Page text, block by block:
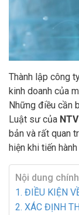
Thành lập công
kinh doanh của
Những điều cần
Luật sư của NTV
bản và rất quan
hiện khi tiến
Nội dung chính
1. ĐIỀU KIỆN
2. XÁC ĐỊNH